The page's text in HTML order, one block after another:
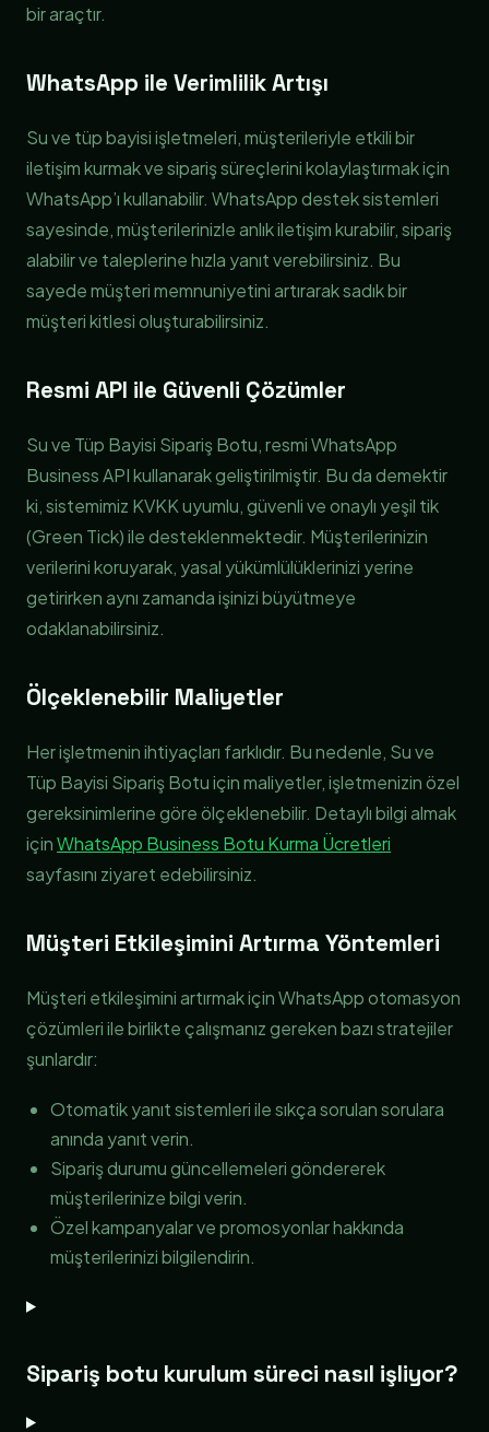
bir araçtır.
WhatsApp ile Verimlilik Artışı
Su ve tüp bayisi işletmeleri, müşterileriyle etkili bir
iletişim kurmak ve sipariş süreçlerini kolaylaştırmak için
WhatsApp’ı kullanabilir. WhatsApp destek sistemleri
sayesinde, müşterilerinizle anlık iletişim kurabilir, sipariş
alabilir ve taleplerine hızla yanıt verebilirsiniz. Bu
sayede müşteri memnuniyetini artırarak sadık bir
müşteri kitlesi oluşturabilirsiniz.
Resmi API ile Güvenli Çözümler
Su ve Tüp Bayisi Sipariş Botu, resmi WhatsApp
Business API kullanarak geliştirilmiştir. Bu da demektir
ki, sistemimiz KVKK uyumlu, güvenli ve onaylı yeşil tik
(Green Tick) ile desteklenmektedir. Müşterilerinizin
verilerini koruyarak, yasal yükümlülüklerinizi yerine
getirirken aynı zamanda işinizi büyütmeye
odaklanabilirsiniz.
Ölçeklenebilir Maliyetler
Her işletmenin ihtiyaçları farklıdır. Bu nedenle, Su ve
Tüp Bayisi Sipariş Botu için maliyetler, işletmenizin özel
gereksinimlerine göre ölçeklenebilir. Detaylı bilgi almak
içinWhatsApp Business Botu Kurma Ücretleri
sayfasını ziyaret edebilirsiniz.
Müşteri Etkileşimini Artırma Yöntemleri
Müşteri etkileşimini artırmak için WhatsApp otomasyon
çözümleri ile birlikte çalışmanız gereken bazı stratejiler
şunlardır:
Otomatik yanıt sistemleri ile sıkça sorulan sorulara
anında yanıt verin.
Sipariş durumu güncellemeleri göndererek
müşterilerinize bilgi verin.
Özel kampanyalar ve promosyonlar hakkında
müşterilerinizi bilgilendirin.
Sipariş botu kurulum süreci nasıl işliyor?